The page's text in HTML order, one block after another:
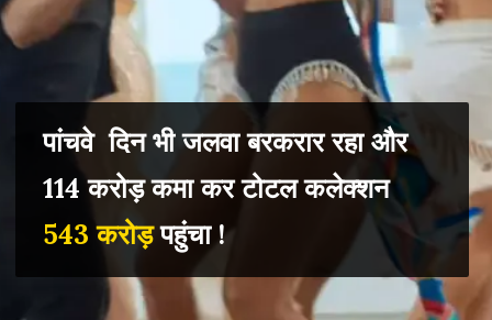
पांचवे दिन भी जलवा बरकरार रहा और
114 करोड़ कमा कर टोटल कलेक्शन
543 करोड़पहुंचा !